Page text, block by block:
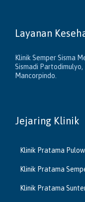
Layanan
Klinik Semper Sisma
Sismadi Partodimulyo,
Mancorpindo.
Jejaring Klinik
Klinik Pratama
Klinik Pratama
Klinik Pratama